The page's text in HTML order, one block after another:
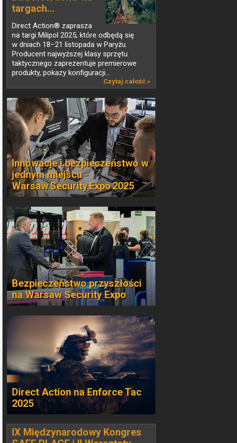
targach...
Direct Action® zaprasza
na targi Milipol 2025, które odbędą się
w dniach 18–21 listopada w Paryżu.
Producent najwyższej klasy sprzętu
taktycznego zaprezentuje premierowe
produkty, pokazy konfiguracji...
Czytaj całość »
Innowacje i bezpieczeństwo w
jednym miejscu -
Warsaw Security Expo 2025
Bezpieczeństwo przyszłości
na Warsaw Security Expo
Direct Action na Enforce Tac
2025
IX Międzynarodowy Kongres